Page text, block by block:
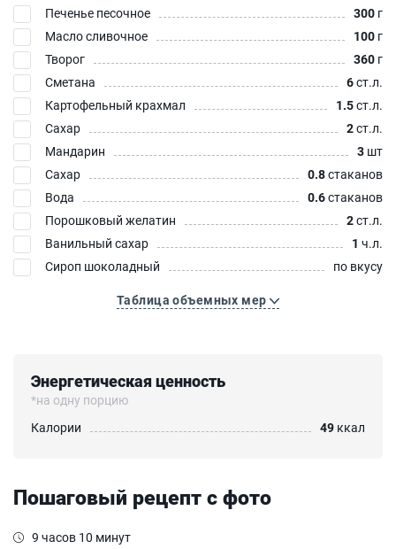
Печенье песочное
300 г
Масло сливочное
100 г
Творог
360 г
Сметана
6ст.л.
Картофельный крахмал
1.5ст.л.
Сахар
2ст.л.
Мандарин
3 шт
Сахар
0.8стаканов
Вода
0.6стаканов
Порошковый желатин
2ст.л.
Ванильный сахар
1 ч.л.
Сироп шоколадный
по вкусу
Таблица объемных мер
Энергетическая ценность
*на одну порцию
Калории
49 ккал
Пошаговый рецепт с фото
9 часов 10 минут